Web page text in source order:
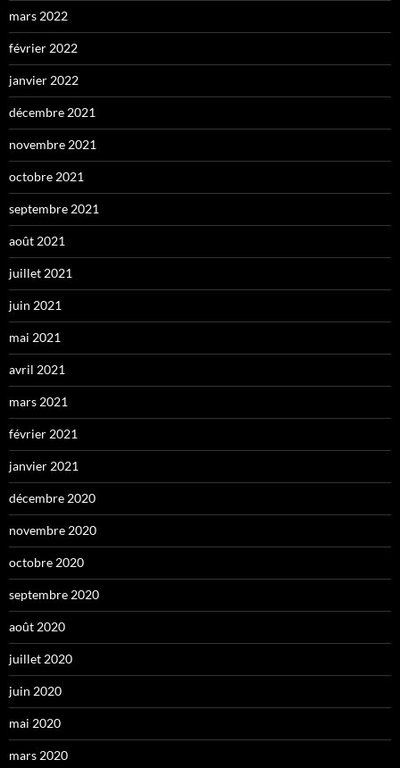
mars 2022
février 2022
janvier 2022
décembre 2021
novembre 2021
octobre 2021
septembre 2021
août 2021
juillet 2021
juin 2021
mai 2021
avril 2021
mars 2021
février 2021
janvier 2021
décembre 2020
novembre 2020
octobre 2020
septembre 2020
août 2020
juillet 2020
juin 2020
mai 2020
mars 2020